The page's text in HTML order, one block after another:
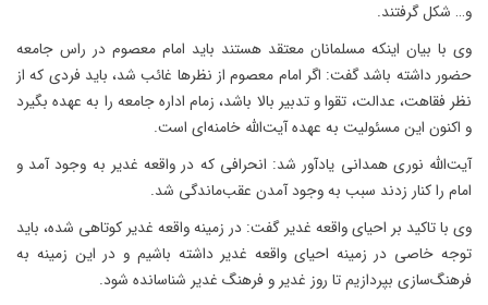
و… شکل گرفتند.
وی با بیان اینکه مسلمانان معتقد هستند باید امام معصوم در راس جامعه
حضور داشته باشد گفت: اگر امام معصوم از نظرها غائب شد، باید فردی که از
نظر فقاهت، عدالت، تقوا و تدبیر بالا باشد، زمام اداره جامعه را به عهده بگیرد
و اکنون این مسئولیت به عهده آیت‌الله خامنه‌ای است.
آیت‌الله نوری همدانی یادآور شد: انحرافی که در واقعه غدیر به وجود آمد و
امام را کنار زدند سبب به وجود آمدن عقب‌ماندگی شد.
وی با تاکید بر احیای واقعه غدیر گفت: در زمینه واقعه غدیر کوتاهی شده، باید
توجه خاصی در زمینه احیای واقعه غدیر داشته باشیم و در این زمینه به
فرهنگ‌سازی بپردازیم تا روز غدیر و فرهنگ غدیر شناسانده شود.